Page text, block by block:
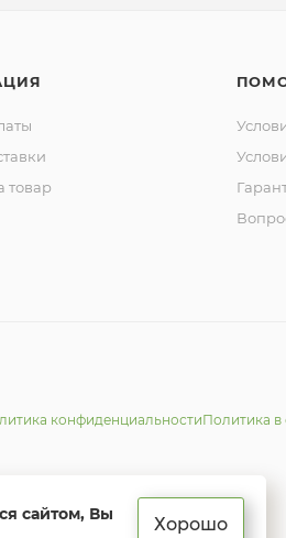
товар
конфиденциальностиПолитика
сайтом, Вы
Хорошо